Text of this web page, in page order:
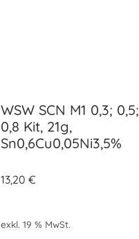
WSW SCN M1 0,3; 0,5;
0,8 Kit, 21g,
Sn0,6Cu0,05Ni3,5%
13,20€
exkl. 19 % MwSt.